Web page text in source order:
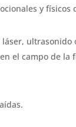
y
el campo de la